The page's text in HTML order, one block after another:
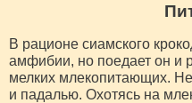
В рационе сиамского
амфибии, но поедает он и
мелких млекопитающих. Не
и падалью. Охотясь на